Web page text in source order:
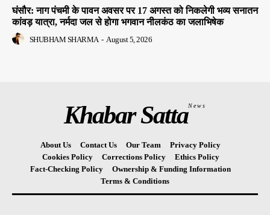
घंसौर: नाग पंचमी के पावन अवसर पर 17 अगस्त को निकलेगी भव्य सनातन
कांवड़ यात्रा, नर्मदा जल से होगा भगवान नीलकंठ का जलाभिषेक
SHUBHAM SHARMA - August 5, 2026
Khabar SattaNews
About Us Contact Us Our Team
Privacy Policy
Cookies Policy
Corrections Policy
Ethics Policy
Fact-Checking Policy
Ownership & Funding Information
Terms & Conditions